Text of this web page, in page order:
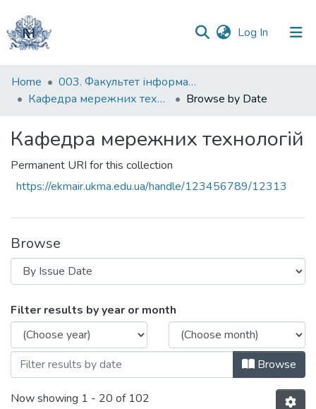
Log In (current)
Communities
&
All of DSpace
Home
003. Факультет інформатики
Кафедра мережних технологій
Browse by Date
Кафедра мережних технологій
Permanent URI for this collection
https://ekmair.ukma.edu.ua/handle/123456789/12313
Browse
Browsing Кафедра мережних
Filter results by year or month
Browse
Now showing 1 - 20 of 102